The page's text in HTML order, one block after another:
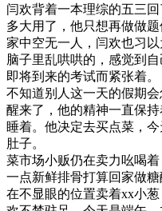
闫欢背着一本理综的五三
多大用了，他只想再做做
家中空无一人，闫欢也习
脑子里乱哄哄的，感觉到
即将到来的考试而紧张着。
不知道别人这一天的假期
醒来了，他的精神一直保
睡着。他决定去买点菜，
肚子。
菜市场小贩仍在卖力吆喝
一点新鲜排骨打算回家做
在不显眼的位置卖着xx小